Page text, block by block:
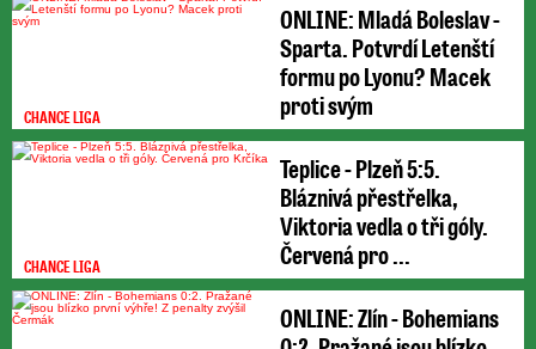
CHANCE LIGA
ONLINE: Mladá Boleslav -
Sparta. Potvrdí Letenští
formu po Lyonu? Macek
proti svým
CHANCE LIGA
Teplice - Plzeň 5:5.
Bláznivá přestřelka,
Viktoria vedla o tři góly.
Červená pro ...
ONLINE: Zlín - Bohemians